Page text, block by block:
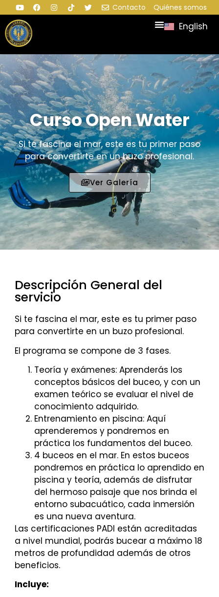
Contacto Quiénes somos
English
Curso Open Water
Si te fascina el mar, este es tu primer paso
para convertirte en un buzo profesional.
Ver Galería
Descripción General del
servicio
Si te fascina el mar, este es tu primer paso
para convertirte en un buzo profesional.
El programa se compone de 3 fases.
Teoría y exámenes: Aprenderás los
conceptos básicos del buceo, y con un
examen teórico se evaluar el nivel de
conocimiento adquirido.
Entrenamiento en piscina: Aquí
aprenderemos y pondremos en
práctica los fundamentos del buceo.
4 buceos en el mar. En estos buceos
pondremos en práctica lo aprendido en
piscina y teoría, además de disfrutar
del hermoso paisaje que nos brinda el
entorno subacuático, cada inmersión
es una nueva aventura.
Las certificaciones PADI están acreditadas
a nivel mundial, podrás bucear a máximo 18
metros de profundidad además de otros
beneficios.
Incluye: